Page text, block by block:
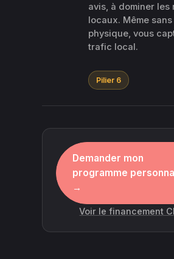
avis, à dominer les
locaux. Même
physique, vous
trafic local.
Pilier 6
Demander mon
programme
→
Voir le financement